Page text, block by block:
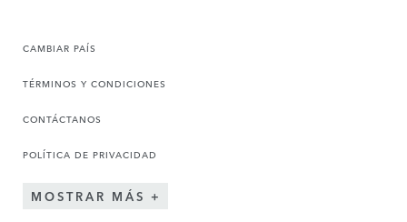
CAMBIAR PAÍS
TÉRMINOS Y CONDICIONES
CONTÁCTANOS
POLÍTICA DE PRIVACIDAD
MOSTRAR MÁS